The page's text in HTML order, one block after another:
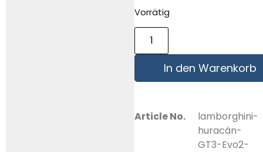
Vorrätig
In den Warenkorb
Article No.
lamborghini-
huracán-
GT3-Evo2-